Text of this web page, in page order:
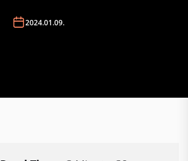
2024.01.09.